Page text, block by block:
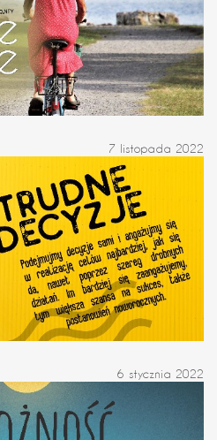
7 listopada 2022
6 stycznia 2022